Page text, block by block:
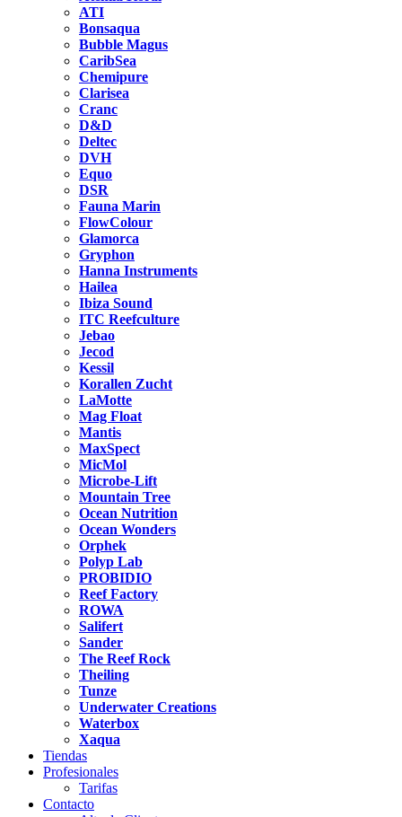
ATI
Bonsaqua
Bubble Magus
CaribSea
Chemipure
Clarisea
Cranc
D&D
Deltec
DVH
Equo
DSR
Fauna Marin
FlowColour
Glamorca
Gryphon
Hanna Instruments
Hailea
Ibiza Sound
ITC Reefculture
Jebao
Jecod
Kessil
Korallen Zucht
LaMotte
Mag Float
Mantis
MaxSpect
MicMol
Microbe-Lift
Mountain Tree
Ocean Nutrition
Ocean Wonders
Orphek
Polyp Lab
PROBIDIO
Reef Factory
ROWA
Salifert
Sander
The Reef Rock
Theiling
Tunze
Underwater Creations
Waterbox
Xaqua
Tiendas
Profesionales
Tarifas
Contacto